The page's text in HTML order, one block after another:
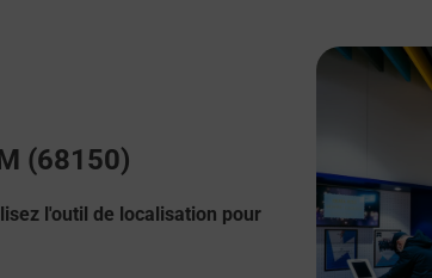
(68150)
l'outil de localisation pour